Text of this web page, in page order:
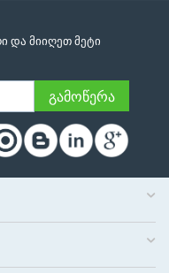
და მიიღეთ მეტი
ᲒᲐᲛᲝᲬᲔᲠᲐ